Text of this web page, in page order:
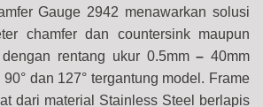
Gauge 2942 menawarkan solusi
chamfer dan countersink maupun
dengan rentang ukur 0.5mm–40mm
dan 127° tergantung model. Frame
dari material Stainless Steel berlapis